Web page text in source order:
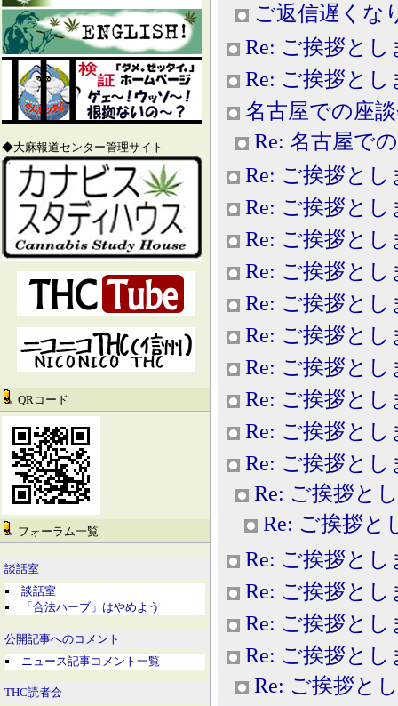
◆大麻報道センター管理サイト
QRコード
フォーラム一覧
談話室
談話室
「合法ハーブ」はやめよう
公開記事へのコメント
ニュース記事コメント一覧
THC読者会
ご返信遅く
Re: ご挨拶とし
Re: ご挨拶とし
名古屋での座
Re: 名古屋で
Re: ご挨拶とし
Re: ご挨拶とし
Re: ご挨拶とし
Re: ご挨拶とし
Re: ご挨拶とし
Re: ご挨拶とし
Re: ご挨拶とし
Re: ご挨拶とし
Re: ご挨拶とし
Re: ご挨拶とし
Re: ご挨拶と
Re: ご挨拶と
Re: ご挨拶とし
Re: ご挨拶とし
Re: ご挨拶とし
Re: ご挨拶とし
Re: ご挨拶と